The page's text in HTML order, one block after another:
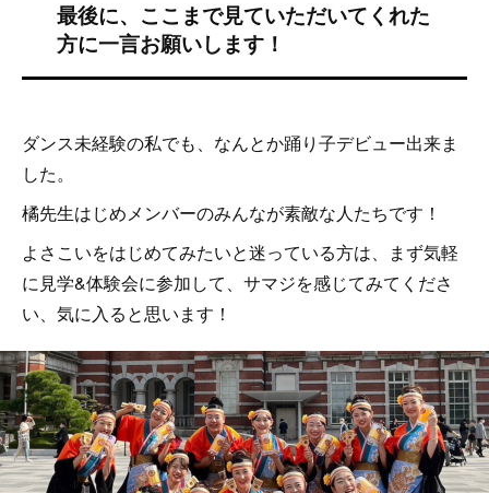
ダンス未経験の私でも、なんとか踊り子デビュー出来ま
した。
橘先生はじめメンバーのみんなが素敵な人たちです！
よさこいをはじめてみたいと迷っている方は、まず気軽
に見学&体験会に参加して、サマジを感じてみてくださ
い、気に入ると思います！